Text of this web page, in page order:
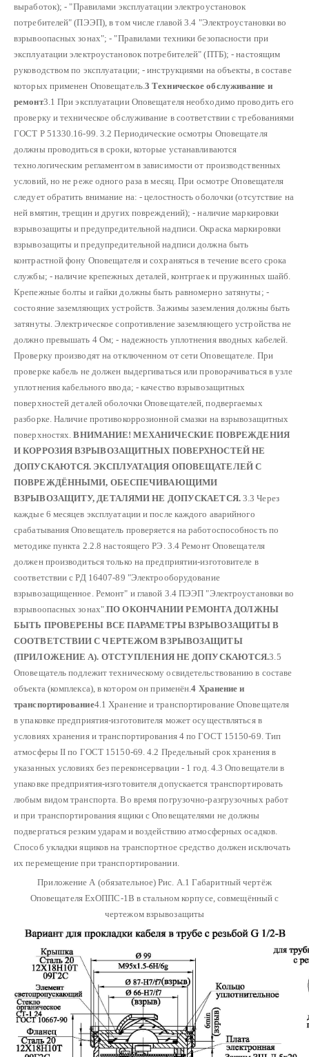
выработок);- "Правилами эксплуатации электроустановок
потребителей" (ПЭЭП), в том числе главой 3.4 "Электроустановки во
взрывоопасных зонах"; - "Правилами техники безопасности при
эксплуатации электроустановок потребителей" (ПТБ); - настоящим
руководством по эксплуатации; - инструкциями на объекты, в составе
которых применен Оповещатель. 3 Техническое обслуживание и
ремонт3.1 При эксплуатации Оповещателя необходимо проводить его
проверку и техническое обслуживание в соответствии с требованиями
ГОСТ Р 51330.16-99. 3.2 Периодические осмотры Оповещателя
должны проводиться в сроки, которые устанавливаются
технологическим регламентом в зависимости от производственных
условий, но не реже одного раза в месяц. При осмотре Оповещателя
следует обратить внимание на: - целостность оболочки (отсутствие на
ней вмятин, трещин и других повреждений); - наличие маркировки
взрывозащиты и предупредительной надписи. Окраска маркировки
взрывозащиты и предупредительной надписи должна быть
контрастной фону Оповещателя и сохраняться в течение всего срока
службы; - наличие крепежных деталей, контргаек и пружинных шайб.
Крепежные болты и гайки должны быть равномерно затянуты; -
состояние заземляющих устройств. Зажимы заземления должны быть
затянуты. Электрическое сопротивление заземляющего устройства не
должно превышать 4 Ом; - надежность уплотнения вводных кабелей.
Проверку производят на отключенном от сети Оповещателе. При
проверке кабель не должен выдергиваться или проворачиваться в узле
уплотнения кабельного ввода; - качество взрывозащитных
поверхностей деталей оболочки Оповещателей, подвергаемых
разборке. Наличие противокоррозионной смазки на взрывозащитных
поверхностях.ВНИМАНИЕ! МЕХАНИЧЕСКИЕ ПОВРЕЖДЕНИЯ
И КОРРОЗИЯ ВЗРЫВОЗАЩИТНЫХ ПОВЕРХНОСТЕЙ НЕ
ДОПУСКАЮТСЯ. ЭКСПЛУАТАЦИЯ ОПОВЕЩАТЕЛЕЙ С
ПОВРЕЖДЁННЫМИ, ОБЕСПЕЧИВАЮЩИМИ
ВЗРЫВОЗАЩИТУ, ДЕТАЛЯМИ НЕ ДОПУСКАЕТСЯ.3.3 Через
каждые 6 месяцев эксплуатации и после каждого аварийного
срабатывания Оповещатель проверяется на работоспособность по
методике пункта 2.2.8 настоящего РЭ. 3.4 Ремонт Оповещателя
должен производиться только на предприятии-изготовителе в
соответствии с РД 16407-89 "Электрооборудование
взрывозащищенное. Ремонт" и главой 3.4 ПЭЭП "Электроустановки во
взрывоопасных зонах".ПО ОКОНЧАНИИ РЕМОНТА ДОЛЖНЫ
БЫТЬ ПРОВЕРЕНЫ ВСЕ ПАРАМЕТРЫ ВЗРЫВОЗАЩИТЫ В
СООТВЕТСТВИИ С ЧЕРТЕЖОМ ВЗРЫВОЗАЩИТЫ
(ПРИЛОЖЕНИЕ А). ОТСТУПЛЕНИЯ НЕ ДОПУСКАЮТСЯ.3.5
Оповещатель подлежит техническому освидетельствованию в составе
объекта (комплекса), в котором он применён.4 Хранение и
транспортирование4.1 Хранение и транспортирование Оповещателя
в упаковке предприятия-изготовителя может осуществляться в
условиях хранения и транспортирования 4 по ГОСТ 15150-69. Тип
атмосферы II по ГОСТ 15150-69. 4.2 Предельный срок хранения в
указанных условиях без переконсервации - 1 год. 4.3 Оповещатели в
упаковке предприятия-изготовителя допускается транспортировать
любым видом транспорта. Во время погрузочно-разгрузочных работ
и при транспортирования ящики с Оповещателями не должны
подвергаться резким ударам и воздействию атмосферных осадков.
Способ укладки ящиков на транспортное средство должен исключать
их перемещение при транспортировании.
Приложение А (обязательное) Рис. А.1 Габаритный чертёж
Оповещателя ЕхОППС-1В в стальном корпусе, совмещённый с
чертежом взрывозащиты